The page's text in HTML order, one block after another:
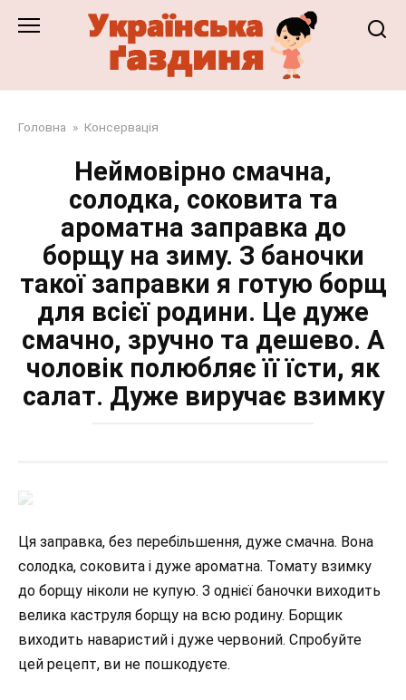
Головна » Консервація
Неймовірно смачна,
солодка, соковита та
ароматна заправка до
борщу на зиму. З баночки
такої заправки я готую борщ
для всієї родини. Це дуже
смачно, зручно та дешево. А
чоловік полюбляє її їсти, як
салат. Дуже виручає взимку
Ця заправка, без перебільшення, дуже смачна. Вона
солодка, соковита і дуже ароматна. Томату взимку
до борщу ніколи не купую. З однієї баночки виходить
велика каструля борщу на всю родину. Борщик
виходить наваристий і дуже червоний. Спробуйте
цей рецепт, ви не пошкодуєте.